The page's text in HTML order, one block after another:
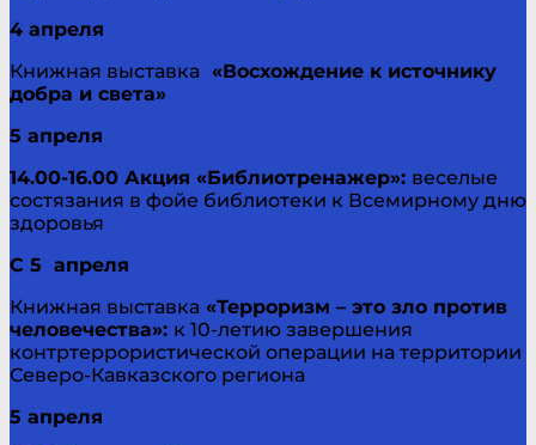
4 апреля
Книжная выставка «Восхождение к источнику
добра и света»
5 апреля
14.00-16.00 Акция «Библиотренажер»: веселые
состязания в фойе библиотеки к Всемирному дню
здоровья
С 5 апреля
Книжная выставка «Терроризм – это зло против
человечества»: к 10-летию завершения
контртеррористической операции на территории
Северо-Кавказского региона
5 апреля